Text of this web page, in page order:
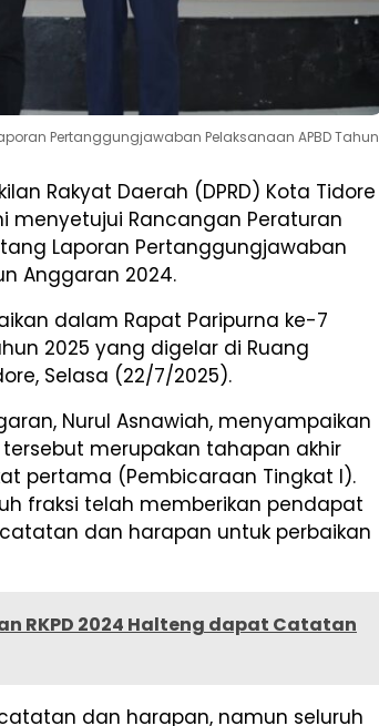
Pertanggungjawaban Pelaksanaan APBD Tahun
Rakyat Daerah (DPRD) Kota Tidore
menyetujui Rancangan Peraturan
Laporan Pertanggungjawaban
Anggaran 2024.
dalam Rapat Paripurna ke-7
2025 yang digelar di Ruang
Selasa (22/7/2025).
Nurul Asnawiah, menyampaikan
merupakan tahapan akhir
pertama (Pembicaraan Tingkat I).
fraksi telah memberikan pendapat
dan harapan untuk perbaikan
RKPD 2024 Halteng dapat Catatan
dan harapan, namun seluruh